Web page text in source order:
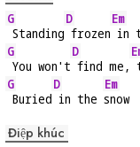
G
Standing
D
frozen
Em
in
G
You won't
D
find me,
G
Buried
D
in the
Em
Điệp khúc